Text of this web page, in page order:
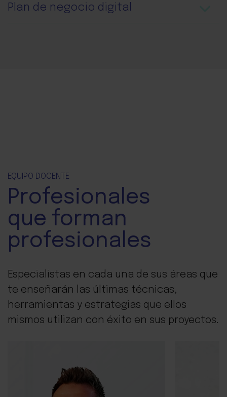
Plan de negocio digital
EQUIPO DOCENTE
Profesionales
que forman
profesionales
Especialistas en cada una de sus áreas que
te enseñarán las últimas técnicas,
herramientas y estrategias que ellos
mismos utilizan con éxito en sus proyectos.